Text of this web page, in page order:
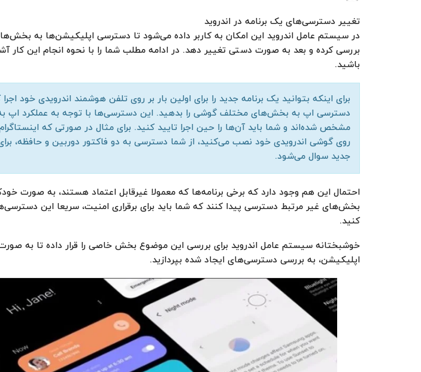
تغییر دسترسی‌های یک برنامه‌ در اندروید
در سیستم عامل اندروید این امکان به کاربر داده می‌شود تا دسترسی اپلیکیشن‌ها به
بررسی کرده و بعد به صورت دستی تغییر دهد. در ادامه مطلب شما را با نحوه انجام این کار
باشید.
برای اینکه بتوانید یک برنامه جدید را برای اولین بار بر روی تلفن هوشمند اندرویدی خود اجرا
دسترسی اپ به بخش‌‌های مختلف گوشی را بدهید. این دسترسی‌ها با توجه به عملکرد
مشخص شده‌اند و شما باید آن‌ها را حین اجرا تایید کنید. برای مثال در صورتی که اینستاگرام
روی گوشی اندرویدی خود نصب می‌کنید، از شما دسترسی به دو فاکتور دوربین و حافظه،
جدید سوال می‌شود.
احتمال این هم وجود دارد که برخی برنامه‌ها که معمولا غیرقابل اعتماد هستند، به صورت
بخش‌های غیر مرتبط دسترسی پیدا کنند که شما باید برای برقراری امنیت، سریعا این
کنید.
خوشبختانه سیستم عامل اندروید برای بررسی این موضوع بخش خاصی را قرار داده تا به صورت
اپلیکیشن، به بررسی دسترسی‌های ایجاد شده بپردازید.